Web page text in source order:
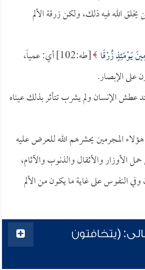
الله فيه ذلك، ولكن زرقة الألم
يَوْمَئِذٍ زُرْقًا
[طه:102] أي: عمياً،
على الإبصار.
عطش الإنسان ولم يشرب تتأثر بذلك عيناه
المجرمين يحشرهم الله للعرض عليه
الأوزار والأثقال والذنوب والآثام،
النفوس على غاية ما يكون من الألم
(يتخافتون